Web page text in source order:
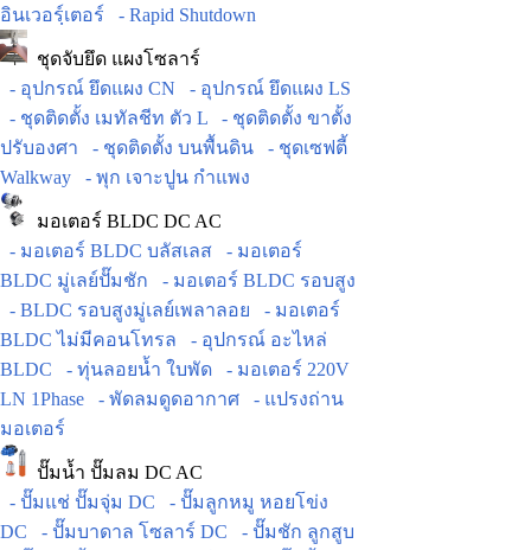
อินเวอร์ฺเตอร์
- Rapid Shutdown
ชุดจับยึด แผงโซลาร์
- อุปกรณ์ ยึดแผง CN
- อุปกรณ์ ยึดแผง LS
- ชุดติดตั้ง เมทัลชีท ตัว L
- ชุดติดตั้ง ขาตั้ง
ปรับองศา
- ชุดติดตั้ง บนพื้นดิน
- ชุดเซฟตี้
Walkway
- พุก เจาะปูน กำแพง
มอเตอร์ BLDC DC AC
- มอเตอร์ BLDC บลัสเลส
- มอเตอร์
BLDC มู่เลย์ปั๊มชัก
- มอเตอร์ BLDC รอบสูง
- BLDC รอบสูงมู่เลย์เพลาลอย
- มอเตอร์
BLDC ไม่มีคอนโทรล
- อุปกรณ์ อะไหล่
BLDC
- ทุ่นลอยน้ำ ใบพัด
- มอเตอร์ 220V
LN 1Phase
- พัดลมดูดอากาศ
- แปรงถ่าน
มอเตอร์
ปั๊มน้ำ ปั๊มลม DC AC
- ปั๊มแช่ ปั๊มจุ่ม DC
- ปั๊มลูกหมู หอยโข่ง
DC
- ปั๊มบาดาล โซลาร์ DC
- ปั๊มชัก ลูกสูบ